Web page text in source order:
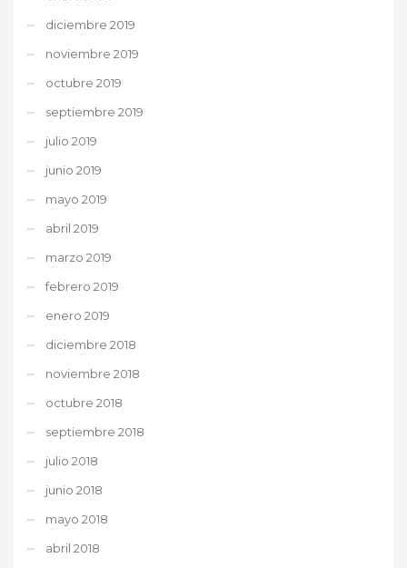
diciembre 2019
noviembre 2019
octubre 2019
septiembre 2019
julio 2019
junio 2019
mayo 2019
abril 2019
marzo 2019
febrero 2019
enero 2019
diciembre 2018
noviembre 2018
octubre 2018
septiembre 2018
julio 2018
junio 2018
mayo 2018
abril 2018